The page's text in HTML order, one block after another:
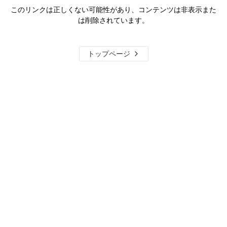
このリンクは正しくない可能性があり、コンテンツは非表示また
は削除されています。
トップページ